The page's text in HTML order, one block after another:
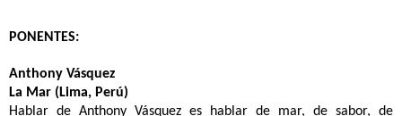
PONENTES:
Anthony Vásquez
La Mar (Lima, Perú)
Hablar de Anthony Vásquez es hablar de mar, de sabor, de